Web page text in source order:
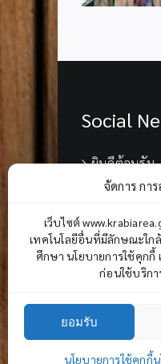
จัดการ กา
เว็บไซต์
เทคโนโลยีอื่นที่มีลักษณะใก
ศึกษา นโยบายการใช้คุกกี้
ก่อนใช้บริกา
ยอมรับ
นโยบายการใช้คุกกี้
Social
ยินดีต้อนรับ